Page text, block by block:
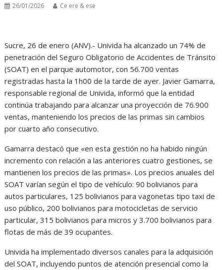
26/01/2026 Ce ere & ese
Sucre, 26 de enero (ANV).- Univida ha alcanzado un 74% de
penetración del Seguro Obligatorio de Accidentes de Tránsito
(SOAT) en el parque automotor, con 56.700 ventas
registradas hasta la 1h00 de la tarde de ayer. Javier Gamarra,
responsable regional de Univida, informó que la entidad
continúa trabajando para alcanzar una proyección de 76.900
ventas, manteniendo los precios de las primas sin cambios
por cuarto año consecutivo.
Gamarra destacó que «en esta gestión no ha habido ningún
incremento con relación a las anteriores cuatro gestiones, se
mantienen los precios de las primas». Los precios anuales del
SOAT varían según el tipo de vehículo: 90 bolivianos para
autos particulares, 125 bolivianos para vagonetas tipo taxi de
uso público, 200 bolivianos para motocicletas de servicio
particular, 315 bolivianos para micros y 3.700 bolivianos para
flotas de más de 39 ocupantes.
Univida ha implementado diversos canales para la adquisición
del SOAT, incluyendo puntos de atención presencial como la